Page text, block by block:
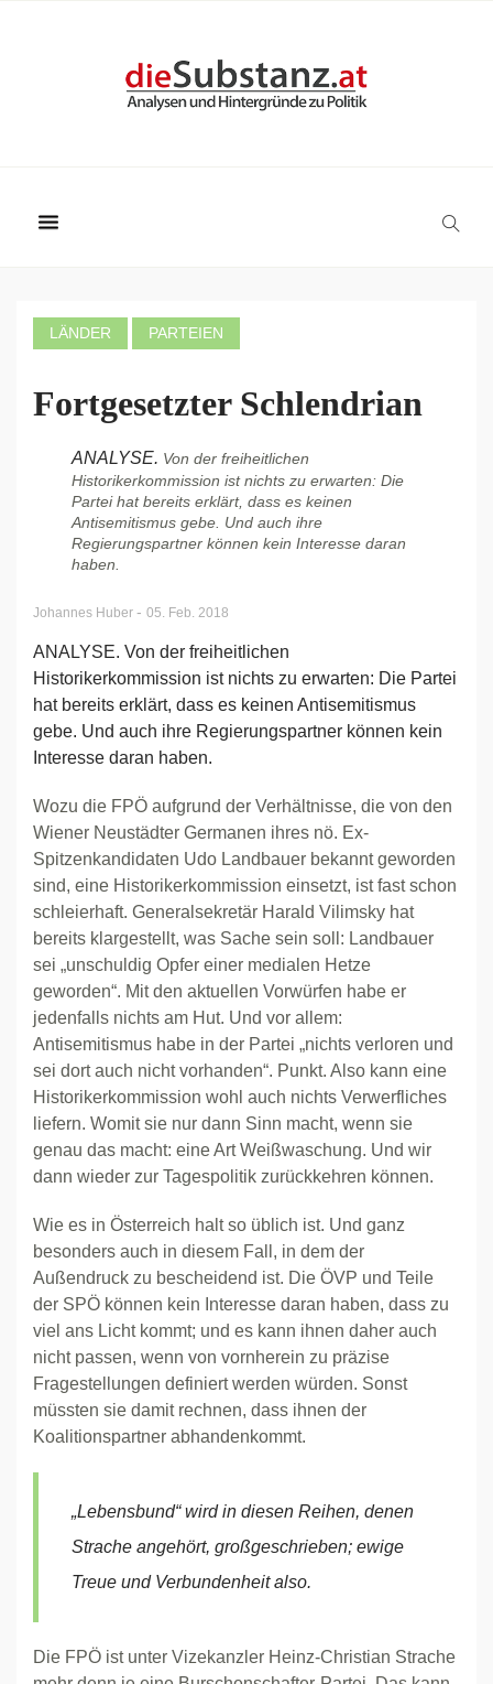
LÄNDER PARTEIEN
Fortgesetzter Schlendrian
ANALYSE. Von der freiheitlichen
Historikerkommission ist nichts zu erwarten: Die
Partei hat bereits erklärt, dass es keinen
Antisemitismus gebe. Und auch ihre
Regierungspartner können kein Interesse daran
haben.
Johannes Huber - 05. Feb. 2018
ANALYSE. Von der freiheitlichen
Historikerkommission ist nichts zu erwarten: Die Partei
hat bereits erklärt, dass es keinen Antisemitismus
gebe. Und auch ihre Regierungspartner können kein
Interesse daran haben.
Wozu die FPÖ aufgrund der Verhältnisse, die von den
Wiener Neustädter Germanen ihres nö. Ex-
Spitzenkandidaten Udo Landbauer bekannt geworden
sind, eine Historikerkommission einsetzt, ist fast schon
schleierhaft. Generalsekretär Harald Vilimsky hat
bereits klargestellt, was Sache sein soll: Landbauer
sei „unschuldig Opfer einer medialen Hetze
geworden“. Mit den aktuellen Vorwürfen habe er
jedenfalls nichts am Hut. Und vor allem:
Antisemitismus habe in der Partei „nichts verloren und
sei dort auch nicht vorhanden“. Punkt. Also kann eine
Historikerkommission wohl auch nichts Verwerfliches
liefern. Womit sie nur dann Sinn macht, wenn sie
genau das macht: eine Art Weißwaschung. Und wir
dann wieder zur Tagespolitik zurückkehren können.
Wie es in Österreich halt so üblich ist. Und ganz
besonders auch in diesem Fall, in dem der
Außendruck zu bescheidend ist. Die ÖVP und Teile
der SPÖ können kein Interesse daran haben, dass zu
viel ans Licht kommt; und es kann ihnen daher auch
nicht passen, wenn von vornherein zu präzise
Fragestellungen definiert werden würden. Sonst
müssten sie damit rechnen, dass ihnen der
Koalitionspartner abhandenkommt.
„Lebensbund“ wird in diesen Reihen, denen
Strache angehört, großgeschrieben; ewige
Treue und Verbundenheit also.
Die FPÖ ist unter Vizekanzler Heinz-Christian Strache